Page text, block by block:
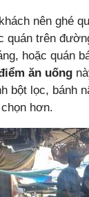
nên ghé
quán trên
hoặc quán
ăn uống
bột lọc, bánh
hơn.